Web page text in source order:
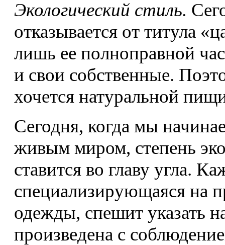
Экологический стиль.
отказывается от титула
лишь ее полноправной
и свои собственные.
хочется натуральной
Сегодня, когда мы
живым миром, степень
ставится во главу угла.
специализирующаяся на
одежды, спешит указать
произведена с